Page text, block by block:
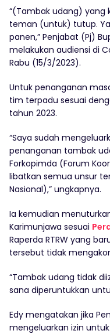
“(Tambak udang) yang
teman (untuk) tutup.
panen,” Penjabat (Pj)
melakukan audiensi di
Rabu (15/3/2023).
Untuk penanganan
tim terpadu sesuai
tahun 2023.
“Saya sudah
penanganan tambak
Forkopimda (Forum
libatkan semua unsur
Nasional),” ungkapnya.
Ia kemudian
Karimunjawa sesuai
Raperda RTRW yang
tersebut tidak
“Tambak udang tidak
sana diperuntukkan
Edy mengatakan jika
mengeluarkan izin